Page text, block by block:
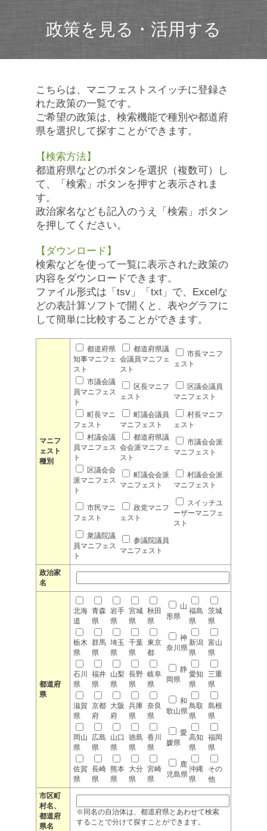
政策を見る・活用する
こちらは、マニフェストスイッチに登録さ
れた政策の一覧です。
ご希望の政策は、検索機能で種別や都道府
県を選択して探すことができます。
【検索方法】
都道府県などのボタンを選択（複数可）し
て、「検索」ボタンを押すと表示されま
す。
政治家名なども記入のうえ「検索」ボタン
を押してください。
【ダウンロード】
検索などを使って一覧に表示された政策の
内容をダウンロードできます。
ファイル形式は「tsv」「txt」で、Excelな
どの表計算ソフトで開くと、表やグラフに
して簡単に比較することができます。
マニフ
ェスト
種別
都道府県
知事マニフェ
スト
都道府県議
会議員マニフェ
スト
市長マニフ
ェスト
市議会議
員マニフェス
ト
区長マニフ
ェスト
区議会議員
マニフェスト
町長マニ
フェスト
町議会議員
マニフェスト
村長マニフ
ェスト
村議会議
員マニフェス
ト
都道府県議
会会派マニフェ
スト
市議会会派
マニフェスト
区議会会
派マニフェス
ト
町議会会派
マニフェスト
村議会会派
マニフェスト
市民マニ
フェスト
政党マニフ
ェスト
スイッチユ
ーザーマニフェ
スト
衆議院議
員マニフェス
ト
参議院議員
マニフェスト
政治家
名
都道府
県
北海
道
青森
県
岩手
県
宮城
県
秋田
県
山
形県
福島
県
茨城
県
栃木
県
群馬
県
埼玉
県
千葉
県
東京
都
神
奈川県
新潟
県
富山
県
石川
県
福井
県
山梨
県
長野
県
岐阜
県
静
岡県
愛知
県
三重
県
滋賀
県
京都
府
大阪
府
兵庫
県
奈良
県
和
歌山県
鳥取
県
島根
県
岡山
県
広島
県
山口
県
徳島
県
香川
県
愛
媛県
高知
県
福岡
県
佐賀
県
長崎
県
熊本
県
大分
県
宮崎
県
鹿
児島県
沖縄
県
その
他
市区町
村名、
都道府
県名
※同名の自治体は、都道府県とあわせて検索
することで分けて探すことができます。